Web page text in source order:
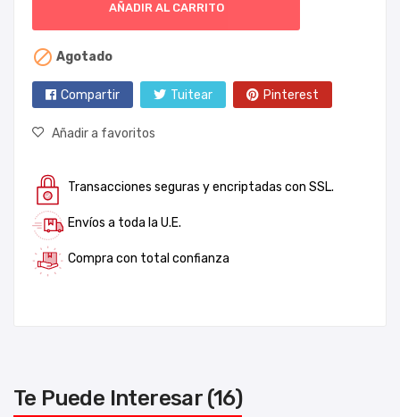
AÑADIR AL CARRITO
 Agotado
Compartir Tuitear Pinterest
Añadir a favoritos
Transacciones seguras y encriptadas con SSL.
Envíos a toda la U.E.
Compra con total confianza
Te Puede Interesar (16)